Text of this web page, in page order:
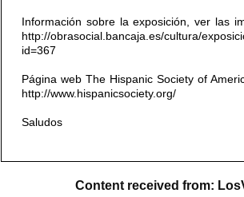
Información sobre la exposición, ver las
http://obrasocial.bancaja.es/cultura/
id=367
Página web The Hispanic Society of
http://www.hispanicsociety.org/
Saludos
Content received from: